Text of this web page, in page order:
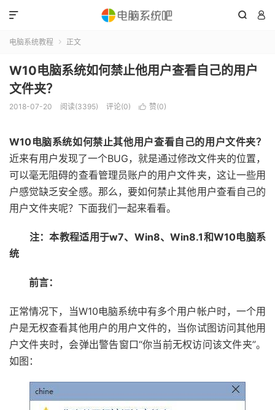
 

电脑系统教程  正文
W10电脑系统如何禁止他用户查看自己的用户
文件夹？
2018-07-20 阅读(3395) 评论(0)  赞(0)
W10电脑系统如何禁止其他用户查看自己的用户文件夹？
近来有用户发现了一个BUG，就是通过修改文件夹的位置，
可以毫无阻碍的查看管理员账户的用户文件夹，这让一些用
户感觉缺乏安全感。那么，要如何禁止其他用户查看自己的
用户文件夹呢？下面我们一起来看看。
注：本教程适用于w7、Win8、Win8.1和W10电脑系
统
前言：
正常情况下，当W10电脑系统中有多个用户帐户时，一个用
户是无权查看其他用户的用户文件的，当你试图访问其他用
户文件夹时，会弹出警告窗口“你当前无权访问该文件夹”。
如图：